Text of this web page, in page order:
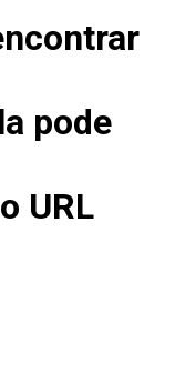
pode
URL